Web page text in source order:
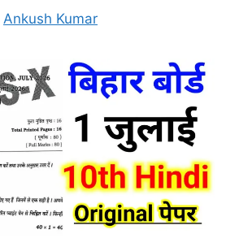
Ankush Kumar